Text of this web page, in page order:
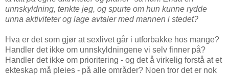
unnskyldning, tenkte jeg, og spurte om hun kunne rydde
unna aktiviteter og lage avtaler med mannen i stedet?
Hva er det som gjør at sexlivet går i utforbakke hos mange?
Handler det ikke om unnskyldningene vi selv finner på?
Handler det ikke om prioritering - og det å virkelig forstå at et
ekteskap må pleies - på alle områder? Noen tror det er nok